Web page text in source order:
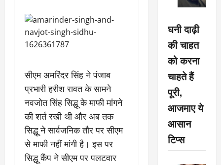
सीएम अमरिंदर सिंह ने पंजाब
प्रभारी हरीश रावत के सामने
नवजोत सिंह सिद्धू के माफी मांगने
की शर्त रखी थी और अब तक
सिद्धू ने सार्वजनिक तौर पर सीएम
से माफी नहीं मांगी है। इस पर
सिद्धू कैंप ने सीएम पर पलटवार
घनी दाढ़ी
की चाहत
को करना
चाहते हैं
पूरी,
आजमाए ये
आसान
टिप्स